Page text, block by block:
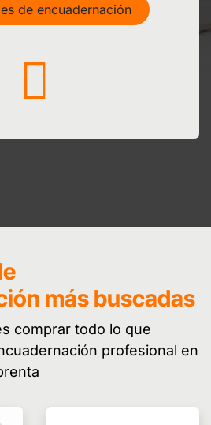
de encuadernación
más buscadas
comprar todo lo que
profesional en